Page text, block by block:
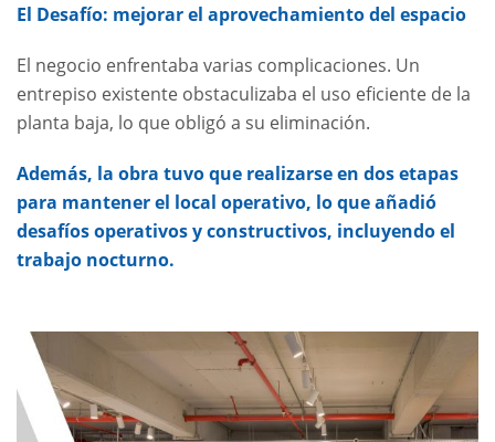
El Desafío: mejorar el aprovechamiento del espacio
El negocio enfrentaba varias complicaciones. Un
entrepiso existente obstaculizaba el uso eficiente de la
planta baja, lo que obligó a su eliminación.
Además, la obra tuvo que realizarse en dos etapas
para mantener el local operativo, lo que añadió
desafíos operativos y constructivos, incluyendo el
trabajo nocturno.